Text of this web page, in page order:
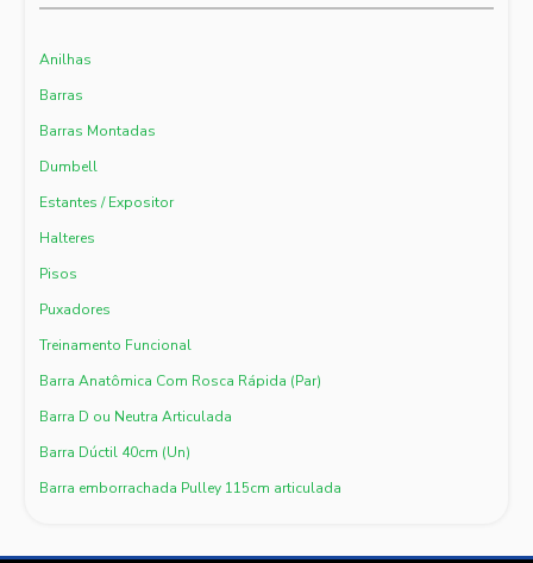
Anilhas
Barras
Barras Montadas
Dumbell
Estantes / Expositor
Halteres
Pisos
Puxadores
Treinamento Funcional
Barra Anatômica Com Rosca Rápida (Par)
Barra D ou Neutra Articulada
Barra Dúctil 40cm (Un)
Barra emborrachada Pulley 115cm articulada